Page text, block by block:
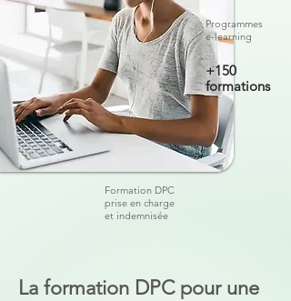
Programmes
e-learning
Formation DPC
prise en charge
et indemnisée
+150
formations
La formation DPC pour une